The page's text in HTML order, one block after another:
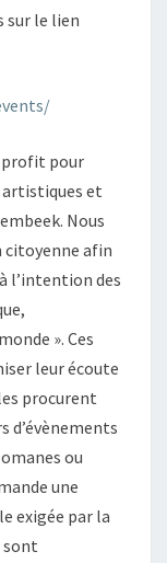
sur le lien
profit pour
artistiques et
Nous
afin
l’intention des
». Ces
leur écoute
procurent
d’évènements
ou
une
exigée par la
sont